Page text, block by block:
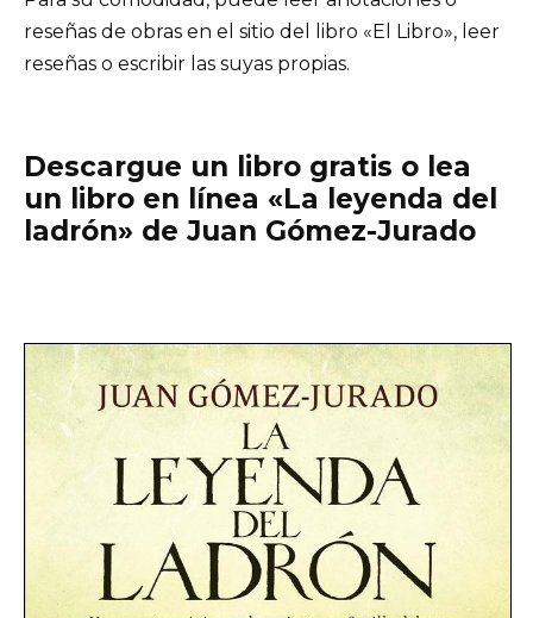
reseñas de obras en el sitio del libro «El Libro», leer
reseñas o escribir las suyas propias.
Descargue un libro gratis o lea
un libro en línea «La leyenda del
ladrón» de Juan Gómez-Jurado